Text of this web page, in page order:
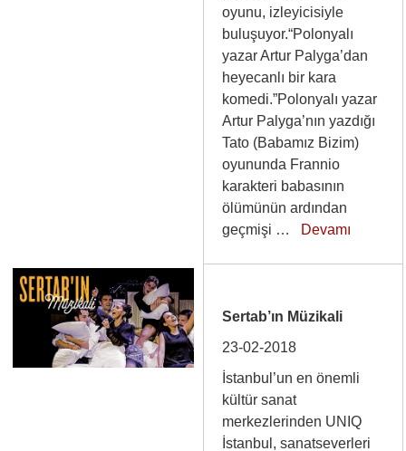
oyunu, izleyicisiyle
buluşuyor.“Polonyalı
yazar Artur Palyga’dan
heyecanlı bir kara
komedi.”Polonyalı yazar
Artur Palyga’nın yazdığı
Tato (Babamız Bizim)
oyununda Frannio
karakteri babasının
ölümünün ardından
geçmişi … Devamı
Sertab’ın Müzikali
23-02-2018
İstanbul’un en önemli
kültür sanat
merkezlerinden UNIQ
İstanbul, sanatseverleri